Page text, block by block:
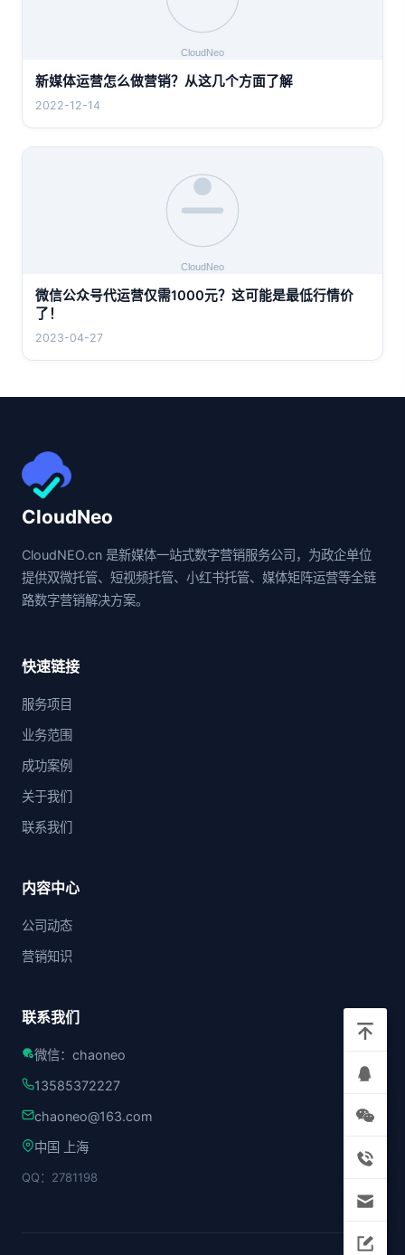
新媒体运营怎么做营销？从这几个方面了解
2022-12-14
微信公众号代运营仅需1000元？这可能是最低行情价
了！
2023-04-27
CloudNeo
CloudNEO.cn 是新媒体一站式数字营销服务公司，为政企单位
提供双微托管、短视频托管、小红书托管、媒体矩阵运营等全链
路数字营销解决方案。
快速链接
服务项目
业务范围
成功案例
关于我们
联系我们
内容中心
公司动态
营销知识
联系我们
微信：chaoneo
13585372227
chaoneo@163.com
中国 上海
QQ：2781198